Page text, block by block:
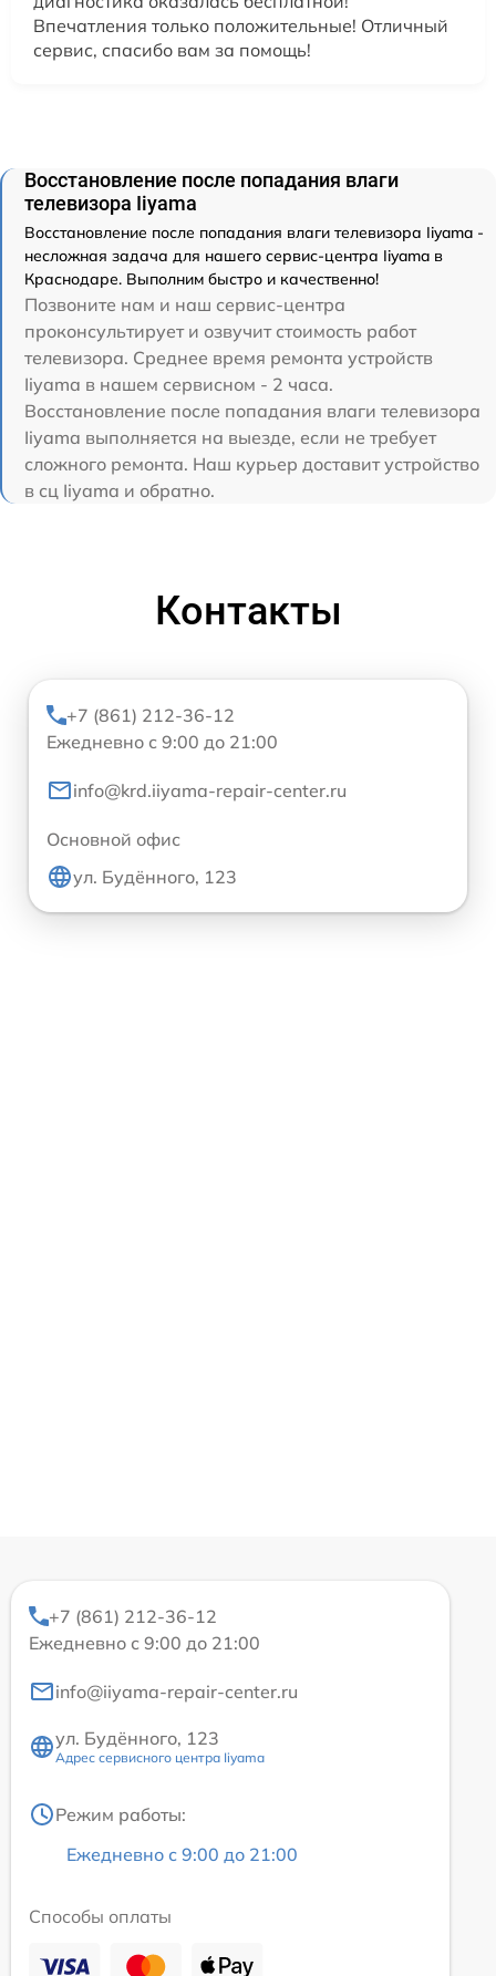
Впечатления только положительные! Отличный
сервис, спасибо вам за помощь!
Восстановление после попадания влаги
телевизора Iiyama
Восстановление после попадания влаги телевизора Iiyama -
несложная задача для нашего сервис-центра Iiyama в
Краснодаре. Выполним быстро и качественно!
Позвоните нам и наш сервис-центра
проконсультирует и озвучит стоимость работ
телевизора. Среднее время ремонта устройств
Iiyama в нашем сервисном - 2 часа.
Восстановление после попадания влаги телевизора
Iiyama выполняется на выезде, если не требует
сложного ремонта. Наш курьер доставит устройство
в сц Iiyama и обратно.
Контакты
+7 (861) 212-36-12
Ежедневно с 9:00 до 21:00
info@krd.iiyama-repair-center.ru
Основной офис
ул. Будённого, 123
+7 (861) 212-36-12
Ежедневно с 9:00 до 21:00
info@iiyama-repair-center.ru
ул. Будённого, 123
Адрес сервисного центра Iiyama
Режим работы:
Ежедневно с 9:00 до 21:00
Способы оплаты